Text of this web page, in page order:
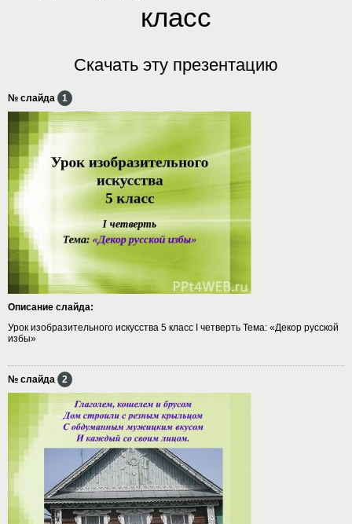
класс
Скачать эту презентацию
№ слайда 1
Описание слайда:
Урок изобразительного искусства 5 класс I четверть Тема: «Декор русской
избы»
№ слайда 2